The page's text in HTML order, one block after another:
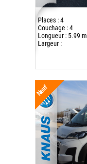
Places : 4
Couchage : 4
Longueur : 5.99 m
Largeur :
Neuf